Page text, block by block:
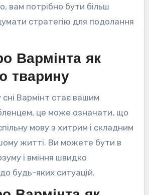
вам потрібно бути більш
стратегію для подолання
Вармінта як
тварину
Вармінт стає вашим
це може означати, що
мову з хитрим і складним
житті. Ви можете бути в
і вміння швидко
будь-яких ситуацій.